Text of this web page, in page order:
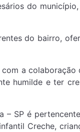
do município,
do bairro,
a colaboração
humilde e ter
SP é
Creche,